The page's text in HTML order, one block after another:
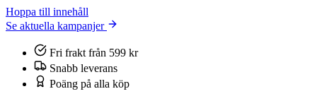
Hoppa till innehåll
Se aktuella kampanjer
Fri frakt från 599 kr
Snabb leverans
Poäng på alla köp